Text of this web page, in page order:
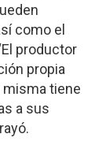
como el
productor
propia
misma tiene
a sus